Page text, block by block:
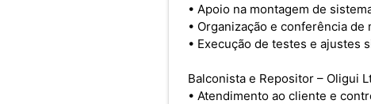
• Apoio na montagem de
• Organização e conferência
• Execução de testes e ajustes
Balconista e Repositor – Oligui
• Atendimento ao cliente e